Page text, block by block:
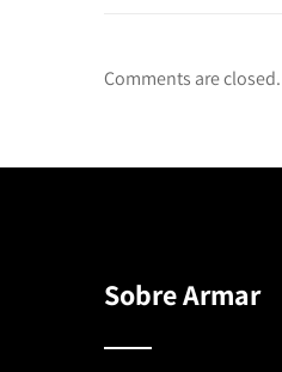
Comments are closed.
Sobre Armar